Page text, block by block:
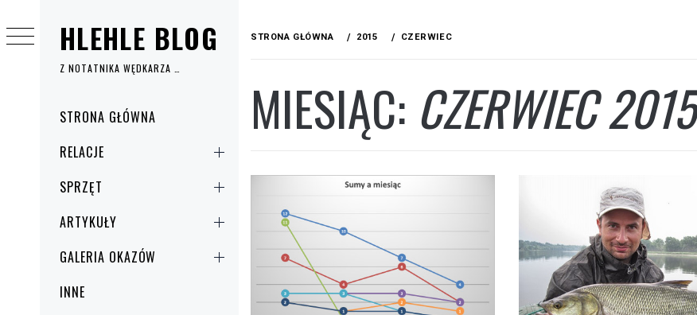
HLEHLE BLOG
Z NOTATNIKA WĘDKARZA …
główneSTRONA GŁÓWNA
RELACJE
SPRZĘT
ARTYKUŁY
GALERIA OKAZÓW
INNE
do
treści
STRONA GŁÓWNA 2015 CZERWIEC
MIESIĄC: CZERWIEC 2015